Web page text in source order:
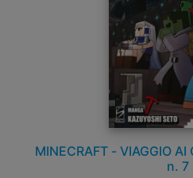
MINECRAFT - VIAGGIO
n. 7